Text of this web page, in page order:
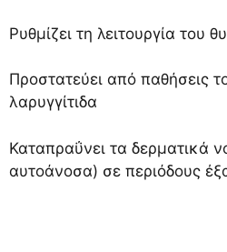
Ρυθμίζει τη λειτουργία του
Προστατεύει από παθήσεις
λαρυγγίτιδα
Καταπραΰνει τα δερματικά
αυτοάνοσα) σε περιόδους